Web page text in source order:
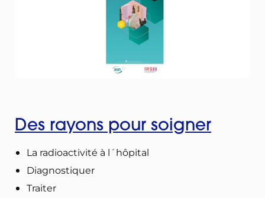
Des rayons pour soigner
La radioactivité à l´hôpital
Diagnostiquer
Traiter